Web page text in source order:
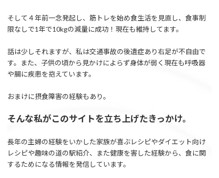
そして４年前一念発起し、筋トレを始め食生活を見直し、食事制
限なしで1年で10kgの減量に成功！現在も維持してます。
話は少しそれますが、私は交通事故の後遺症あり右足が不自由で
す。また、子供の頃から見かけによらず身体が弱く現在も呼吸器
や腸に疾患を抱えています。
おまけに摂食障害の経験もあり。
そんな私がこのサイトを立ち上げたきっかけ。
長年の主婦の経験をいかした家族が喜ぶレシピやダイエット向け
レシピや趣味の道の駅紹介、また健康を害した経験から、食に関
するためになる情報を発信しています。